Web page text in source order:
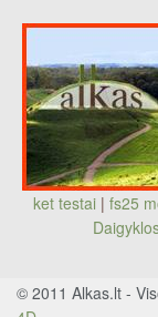
ket testai | fs25
© 2011 Alkas.lt -